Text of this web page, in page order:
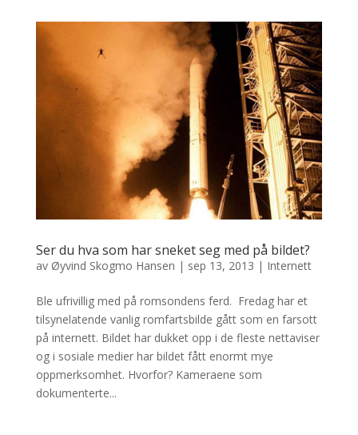
Ser du hva som har sneket seg med på bildet?
av Øyvind Skogmo Hansen | sep 13, 2013 | Internett
Ble ufrivillig med på romsondens ferd. Fredag har et
tilsynelatende vanlig romfartsbilde gått som en farsott
på internett. Bildet har dukket opp i de fleste nettaviser
og i sosiale medier har bildet fått enormt mye
oppmerksomhet. Hvorfor? Kameraene som
dokumenterte...